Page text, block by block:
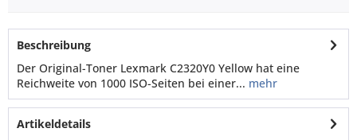
Beschreibung
Der Original-Toner Lexmark C2320Y0 Yellow hat eine
Reichweite von 1000 ISO-Seiten bei einer... mehr
Artikeldetails